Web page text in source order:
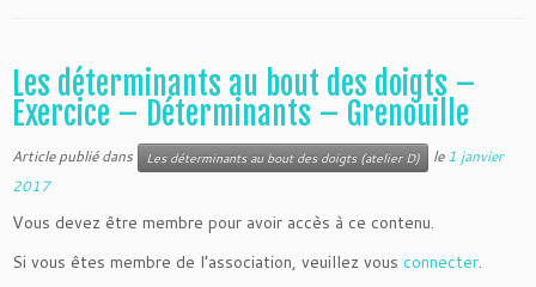
Les déterminants au bout des doigts –
Exercice – Déterminants – Grenouille
Article publié dans Les déterminants au bout des doigts (atelier D) le1 janvier
2017
Vous devez être membre pour avoir accès à ce contenu.
Si vous êtes membre de l’association, veuillez vous connecter.